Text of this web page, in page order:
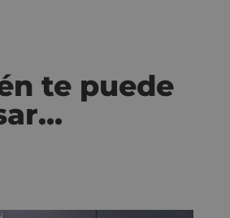
te puede